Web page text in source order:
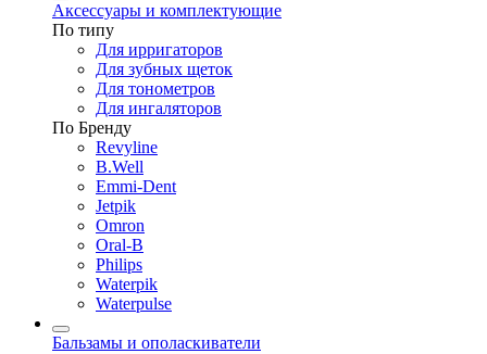
Аксессуары и комплектующие
По типу
Для ирригаторов
Для зубных щеток
Для тонометров
Для ингаляторов
По Бренду
Revyline
B.Well
Emmi-Dent
Jetpik
Omron
Oral-B
Philips
Waterpik
Waterpulse
Бальзамы и ополаскиватели